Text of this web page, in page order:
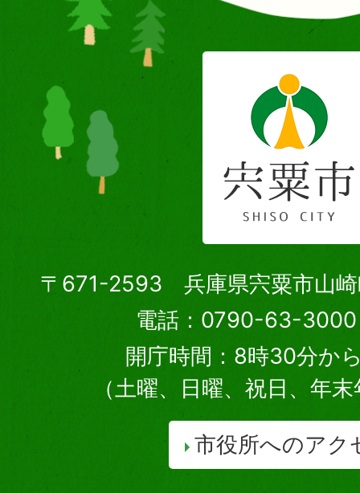
〒671-2593 兵庫県宍粟市山崎
電話：0790-63-3000
開庁時間：8時30分か
（土曜、日曜、祝日、年
市役所へのアク